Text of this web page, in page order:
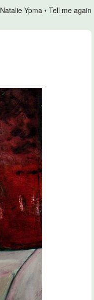
Natalie Ypma Tell me again